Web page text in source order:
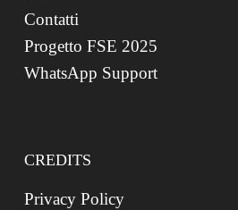
Contatti
Progetto FSE 2025
WhatsApp Support
CREDITS
Privacy Policy